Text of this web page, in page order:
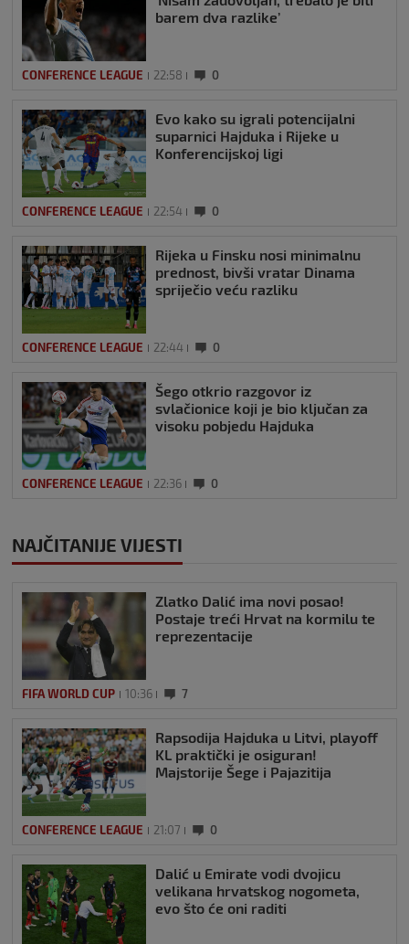
barem dva razlike’
CONFERENCE LEAGUE 22:58 0
Evo kako su igrali potencijalni
suparnici Hajduka i Rijeke u
Konferencijskoj ligi
CONFERENCE LEAGUE 22:54 0
Rijeka u Finsku nosi minimalnu
prednost, bivši vratar Dinama
spriječio veću razliku
CONFERENCE LEAGUE 22:44 0
Šego otkrio razgovor iz
svlačionice koji je bio ključan za
visoku pobjedu Hajduka
CONFERENCE LEAGUE 22:36 0
NAJČITANIJE VIJESTI
Zlatko Dalić ima novi posao!
Postaje treći Hrvat na kormilu te
reprezentacije
FIFA WORLD CUP 10:36 7
Rapsodija Hajduka u Litvi, playoff
KL praktički je osiguran!
Majstorije Šege i Pajazitija
CONFERENCE LEAGUE 21:07 0
Dalić u Emirate vodi dvojicu
velikana hrvatskog nogometa,
evo što će oni raditi